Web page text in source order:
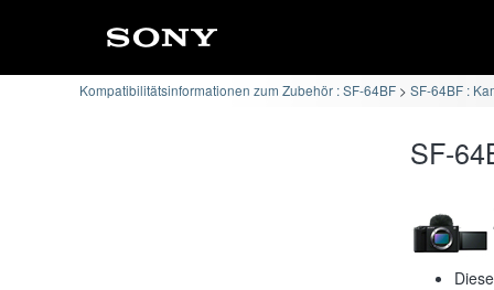
Kompatibilitätsinformationen zum Zubehör : SF-64BF SF-64BF :
SF-